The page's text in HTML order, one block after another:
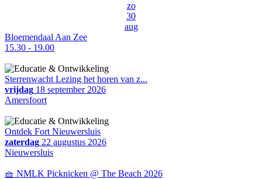
zo
30
aug
Bloemendaal Aan Zee
15.30 - 19.00
Sterrenwacht Lezing het horen van z...
vrijdag 18 september 2026
Amersfoort
Ontdek Fort Nieuwersluis
zaterdag 22 augustus 2026
Nieuwersluis
🧺 NMLK Picknicken @ The Beach 2026